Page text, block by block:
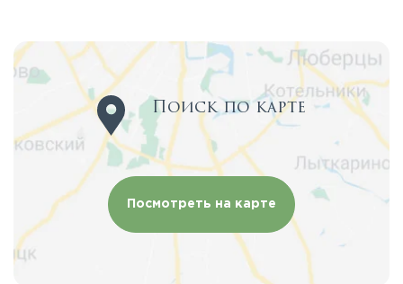
Поиск по карте
Посмотреть на карте